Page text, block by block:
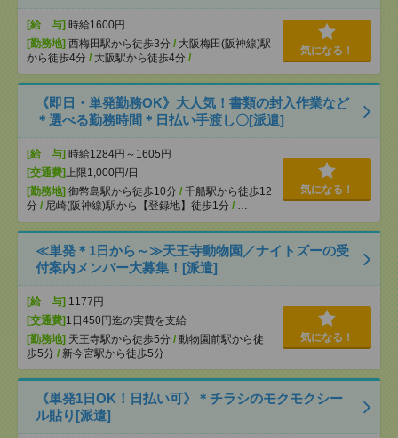
[給 与] 時給1600円
[勤務地] 西梅田駅から徒歩3分 / 大阪梅田(阪神線)駅
から徒歩4分 / 大阪駅から徒歩4分 / …
気になる！
《即日・単発勤務OK》大人気！書類の封入作業など
＊選べる勤務時間＊日払い手渡し〇[派遣]
[給 与] 時給1284円～1605円
[交通費] 上限1,000円/日
[勤務地] 御幣島駅から徒歩10分 / 千船駅から徒歩12
分 / 尼崎(阪神線)駅から【登録地】徒歩1分 / …
気になる！
≪単発＊1日から～≫天王寺動物園／ナイトズーの受
付案内メンバー大募集！[派遣]
[給 与] 1177円
[交通費] 1日450円迄の実費を支給
[勤務地] 天王寺駅から徒歩5分 / 動物園前駅から徒
歩5分 / 新今宮駅から徒歩5分
気になる！
《単発1日OK！日払い可》＊チラシのモクモクシー
ル貼り[派遣]